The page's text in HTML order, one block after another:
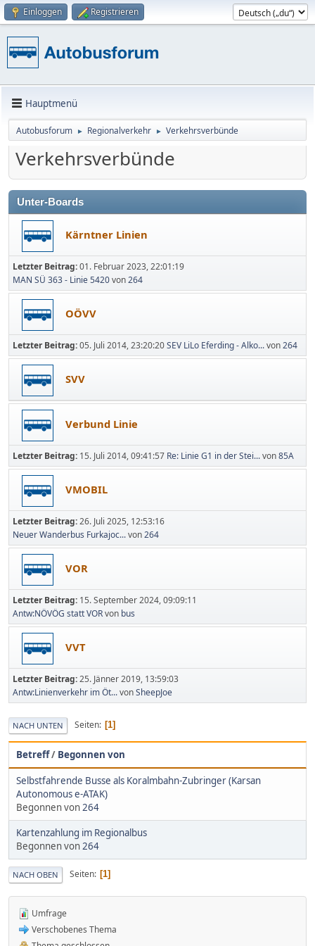
Einloggen Registrieren
Hauptmenü
Autobusforum ► Regionalverkehr ► Verkehrsverbünde
Verkehrsverbünde
Unter-Boards
Kärntner Linien
Letzter Beitrag:01. Februar 2023, 22:01:19
MAN SÜ 363 - Linie 5420von264
OÖVV
Letzter Beitrag:05. Juli 2014, 23:20:20SEV LiLo Eferding - Alko...von264
SVV
Verbund Linie
Letzter Beitrag: 15. Juli 2014, 09:41:57 Re: Linie G1 in der Stei...von85A
VMOBIL
Letzter Beitrag:26. Juli 2025, 12:53:16
Neuer Wanderbus Furkajoc...von264
VOR
Letzter Beitrag: 15. September 2024, 09:09:11
Antw:NÖVÖG statt VORvon bus
VVT
Letzter Beitrag:25. Jänner 2019, 13:59:03
Antw:Linienverkehr im Öt...vonSheepJoe
NACH UNTEN Seiten 1
Betreff/ Begonnen von
Selbst­fah­rende Busse als Koralmbahn-Zubringer (Karsan
Autonomous e-ATAK)
Begonnen von 264
Kartenzahlung im Regionalbus
Begonnen von 264
NACH OBEN Seiten 1
Umfrage
Verschobenes Thema